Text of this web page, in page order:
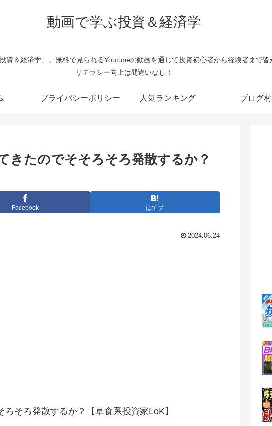
動画で学ぶ投資＆経済学
資＆経済学」。無料で見られるYoutubeの動画を通じて投資初心者から経験者まで
リテラシー向上は間違いなし！
プライバシーポリシー 人気ランキング ブログ村
きたのでそそろそろ発散するか？
Facebook はてブ
2024.06.24
そろ発散するか？【草食系投資家LoK】